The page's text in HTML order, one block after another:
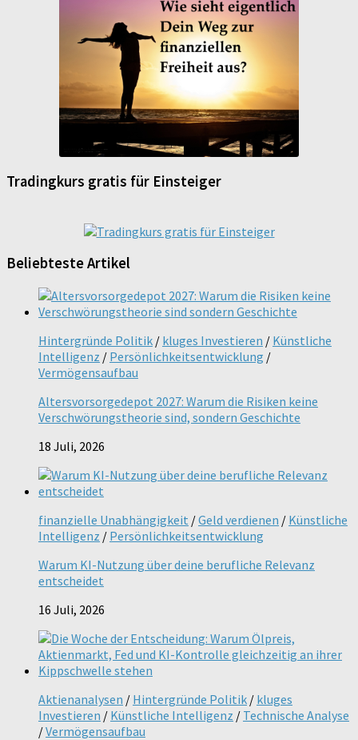
Tradingkurs gratis für Einsteiger
Beliebteste Artikel
Hintergründe Politik / kluges Investieren / Künstliche
Intelligenz / Persönlichkeitsentwicklung /
Vermögensaufbau
Altersvorsorgedepot 2027: Warum die Risiken keine
Verschwörungstheorie sind, sondern Geschichte
18 Juli, 2026
finanzielle Unabhängigkeit /Geld verdienen / Künstliche
Intelligenz / Persönlichkeitsentwicklung
Warum KI-Nutzung über deine berufliche Relevanz
entscheidet
16 Juli, 2026
Aktienanalysen / Hintergründe Politik / kluges
Investieren / Künstliche Intelligenz / Technische Analyse
/Vermögensaufbau